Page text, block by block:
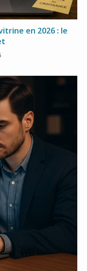
en 2026 : le